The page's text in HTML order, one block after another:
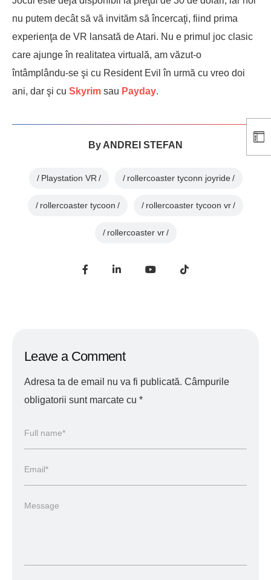
nu putem decât să vă invităm să încercaţi, fiind prima
experienţa de VR lansată de Atari. Nu e primul joc clasic
care ajunge în realitatea virtuală, am văzut-o
întâmplându-se şi cu Resident Evil în urmă cu vreo doi
ani, dar şi cu Skyrim sau Payday.
By ANDREI STEFAN
Playstation VR rollercoaster tyconn joyride
rollercoaster tycoon rollercoaster tycoon vr
rollercoaster vr
Leave a Comment
Adresa ta de email nu va fi publicată. Câmpurile
obligatorii sunt marcate cu *